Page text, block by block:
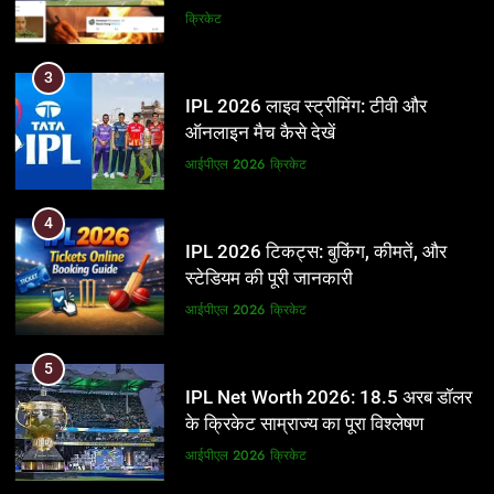
और BCCI पर लगाए गंभीर आरोप
क्रिकेट
3
IPL 2026 लाइव स्ट्रीमिंग: टीवी और
ऑनलाइन मैच कैसे देखें
आईपीएल 2026 क्रिकेट
4
IPL 2026 टिकट्स: बुकिंग, कीमतें, और
स्टेडियम की पूरी जानकारी
आईपीएल 2026 क्रिकेट
5
IPL Net Worth 2026: 18.5 अरब डॉलर
के क्रिकेट साम्राज्य का पूरा विश्लेषण
आईपीएल 2026 क्रिकेट